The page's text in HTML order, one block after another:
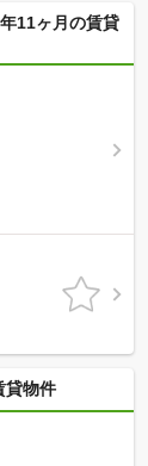
11ヶ月の賃貸
貸物件